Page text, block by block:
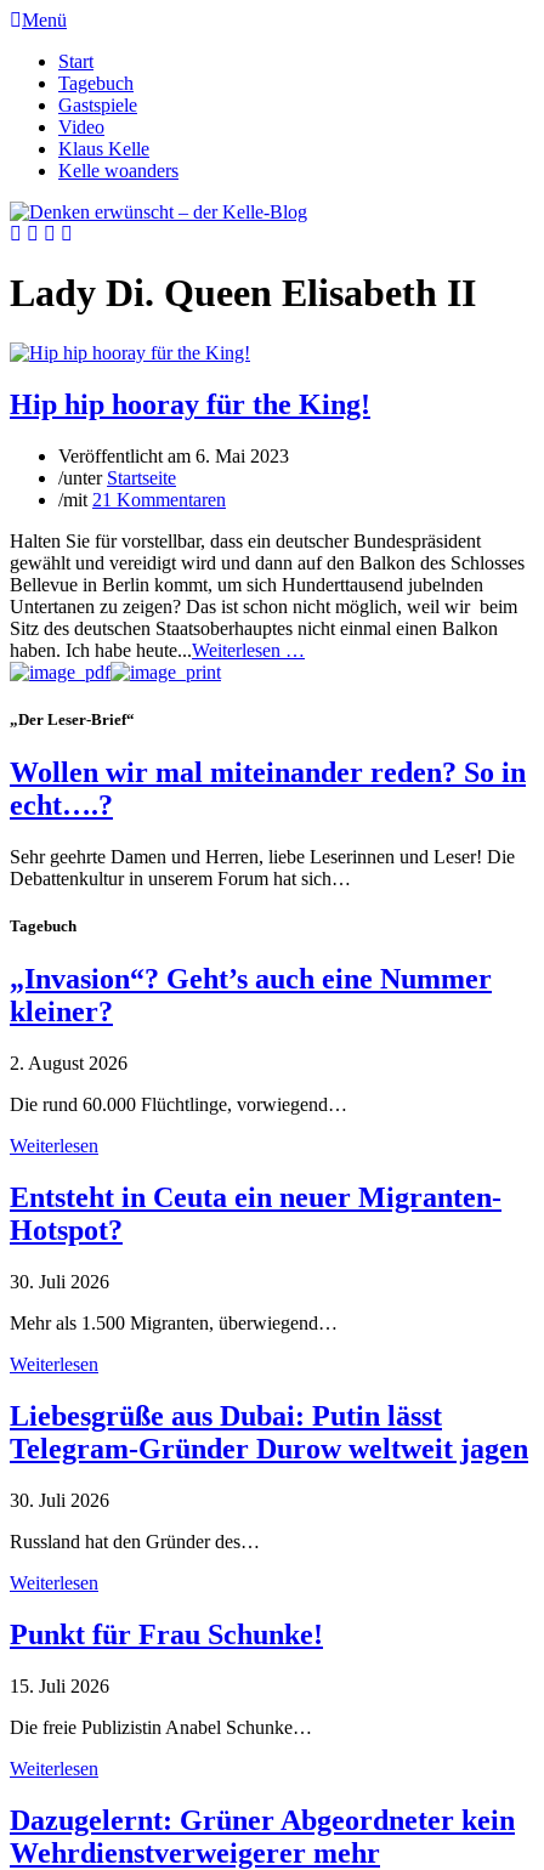
Menü
Start
Tagebuch
Gastspiele
Video
Klaus Kelle
Kelle woanders
Lady Di. Queen Elisabeth II
Hip hip hooray für the King!
Veröffentlicht am 6. Mai 2023
/unter Startseite
/mit 21 Kommentaren
Halten Sie für vorstellbar, dass ein deutscher Bundespräsident
gewählt und vereidigt wird und dann auf den Balkon des Schlosses
Bellevue in Berlin kommt, um sich Hunderttausend jubelnden
Untertanen zu zeigen? Das ist schon nicht möglich, weil wir beim
Sitz des deutschen Staatsoberhauptes nicht einmal einen Balkon
haben. Ich habe heute...Weiterlesen …
„Der Leser-Brief“
Wollen wir mal miteinander reden? So in
echt….?
Sehr geehrte Damen und Herren, liebe Leserinnen und Leser! Die
Debattenkultur in unserem Forum hat sich…
Tagebuch
„Invasion“? Geht’s auch eine Nummer
kleiner?
2. August 2026
Die rund 60.000 Flüchtlinge, vorwiegend…
Weiterlesen
Entsteht in Ceuta ein neuer Migranten-
Hotspot?
30. Juli 2026
Mehr als 1.500 Migranten, überwiegend…
Weiterlesen
Liebesgrüße aus Dubai: Putin lässt
Telegram-Gründer Durow weltweit jagen
30. Juli 2026
Russland hat den Gründer des…
Weiterlesen
Punkt für Frau Schunke!
15. Juli 2026
Die freie Publizistin Anabel Schunke…
Weiterlesen
Dazugelernt: Grüner Abgeordneter kein
Wehrdienstverweigerer mehr